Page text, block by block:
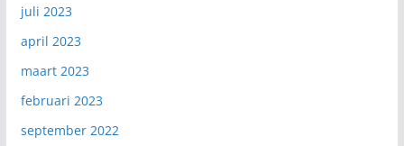
juli 2023
april 2023
maart 2023
februari 2023
september 2022